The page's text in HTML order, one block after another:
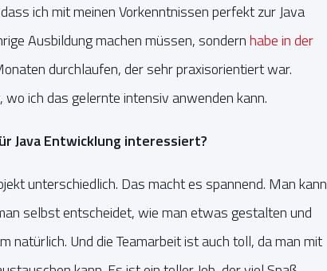
ich mit meinen Vorkenntnissen perfekt zur Java
Ausbildung machen müssen, sondernhabe in der
durchlaufen, der sehr praxisorientiert war.
ich das gelernte intensiv anwenden kann.
Java Entwicklung interessiert?
unterschiedlich. Das macht es spannend. Man kann
selbst entscheidet, wie man etwas gestalten und
natürlich. Und die Teamarbeit ist auch toll, da man mit